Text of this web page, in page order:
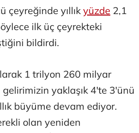
çeyreğinde yıllık yüzde 2,1
ilk üç çeyrekteki
bildirdi.
1 trilyon 260 milyar
yaklaşık 4'te 3'ünü
büyüme devam ediyor.
olan yeniden